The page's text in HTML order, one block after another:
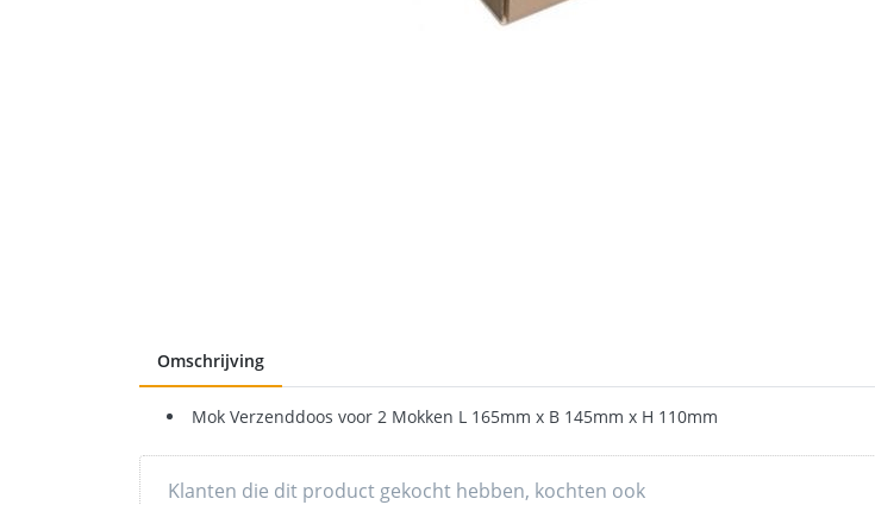
Omschrijving
Mok Verzenddoos voor 2 Mokken L 165mm x B 145mm x H 110mm
Klanten die dit product gekocht hebben, kochten ook